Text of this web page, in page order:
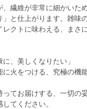
、繊維が非常に細かいた
と仕上がります。雑味
レクトに味わえる、まさ
に、美しくなりたい」
火をつける、究極の機能
ってお届けする、一切の
てください。